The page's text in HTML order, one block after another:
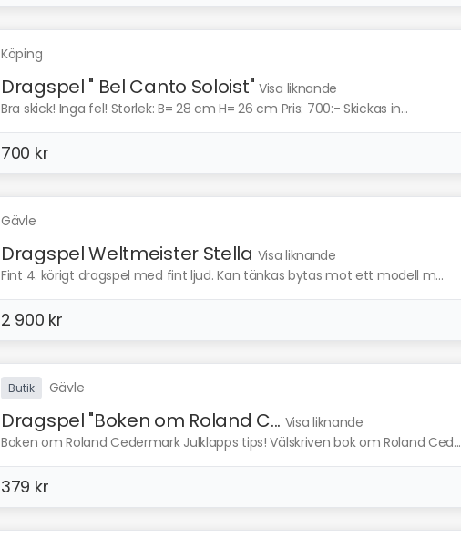
Köping
Dragspel " Bel Canto Soloist" Visa liknande
Bra skick! Inga fel! Storlek: B= 28 cm H= 26 cm Pris: 700:- Skickas in...
700 kr
Gävle
Dragspel Weltmeister Stella Visa liknande
Fint 4. körigt dragspel med fint ljud. Kan tänkas bytas mot ett modell m...
2 900 kr
Butik Gävle
Dragspel "Boken om Roland C... Visa liknande
Boken om Roland Cedermark Julklapps tips! Välskriven bok om Roland Ced...
379 kr